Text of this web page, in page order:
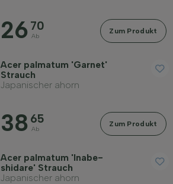
26 70
Ab
Zum Produkt
Acer palmatum 'Garnet'
Strauch
Japanischer ahorn
38 65
Ab
Zum Produkt
Acer palmatum 'Inabe-
shidare' Strauch
Japanischer ahorn